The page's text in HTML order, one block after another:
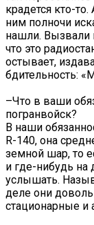
крадется кто-
ним полночи
нашли. Вызвали
что это
остывает,
бдительность:
–Что в ваши
погранвойск?
В наши
R-140, она
земной шар, то
и где-нибудь на
услышать.
деле они
стационарные и